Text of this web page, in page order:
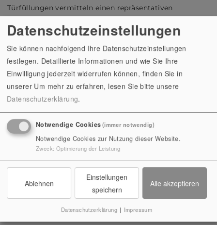
Türfüllungen vermitteln einen repräsentativen
ACHTUNG: Aufgrund von Sanierungsarbeiten durch
die Stiftung Thüringer Schlösser und Gärten sind die
Festräume der Heidecksburg bis voraussichtlich 2027
nicht zugänglich! Alle weiteren Bereiche und
Ausstellungen sind geöffnet! Wir bitten um
Festsaal im Residenzschloss Heidecksburg, Foto:
Christoph Hampe, 2020
Datenschutzeinstellungen
Sie können nachfolgend Ihre Datenschutzeinstellungen
festlegen. Detaillierte Informationen und wie Sie Ihre
Einwilligung jederzeit widerrufen können, finden Sie in
unserer Um mehr zu erfahren, lesen Sie bitte unsere
Datenschutzerklärung.
Notwendige Cookies(immer notwendig)
Notwendige Cookies zur Nutzung dieser Website.
Zweck: Optimierung der Leistung
Ablehnen
Einstellungen
speichern
Alle akzeptieren
Datenschutzerklärung | Impressum